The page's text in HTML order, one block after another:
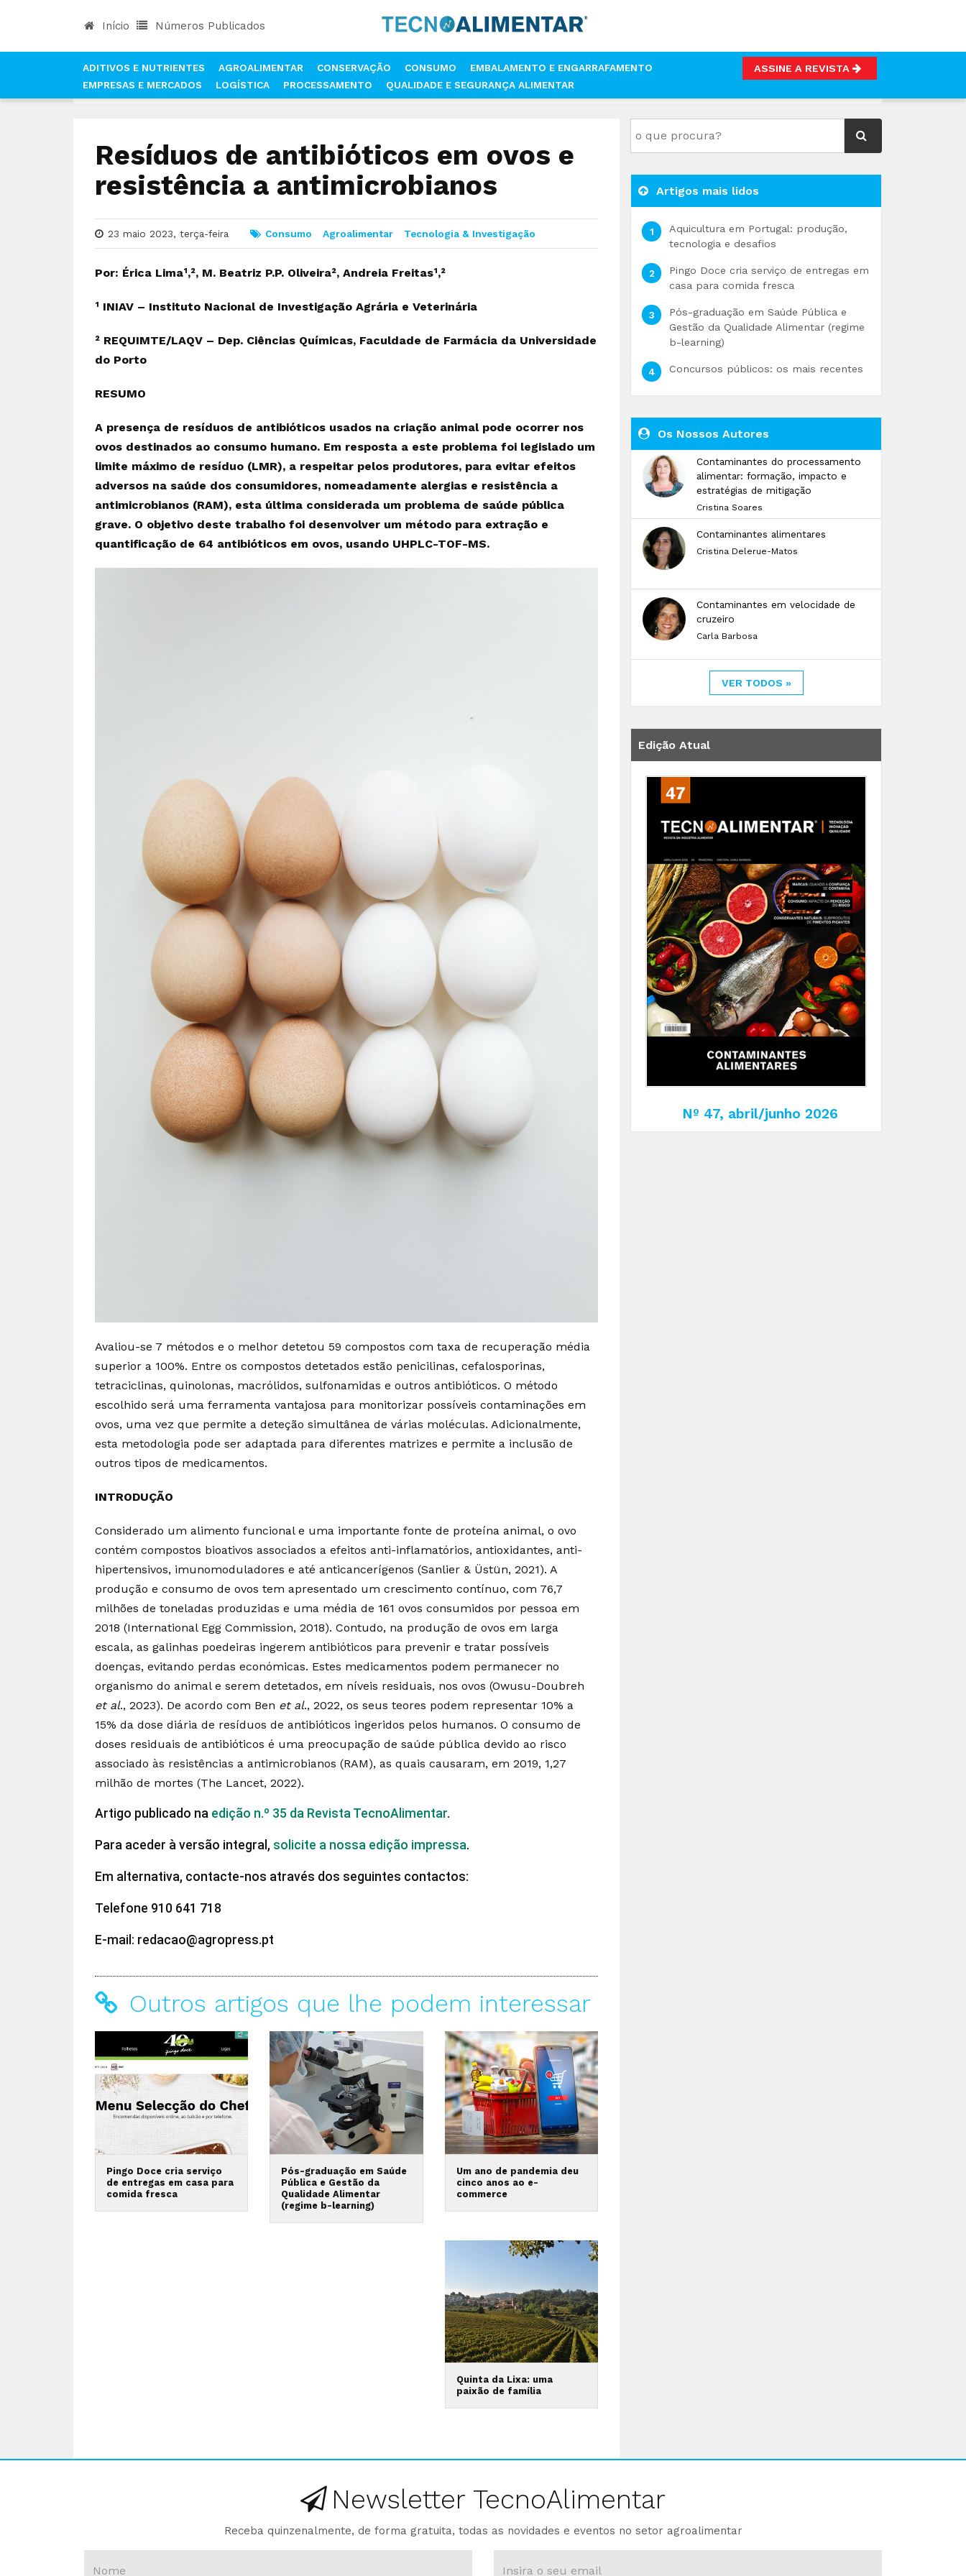
Início Números Publicados
ADITIVOS E NUTRIENTES AGROALIMENTAR CONSERVAÇÃO CONSUMO
EMBALAMENTO E ENGARRAFAMENTO
EMPRESAS E MERCADOS
LOGÍSTICA PROCESSAMENTO QUALIDADE E SEGURANÇA ALIMENTAR
ASSINE A REVISTA
RESÍDUOS DE ANTIBIÓTICOS EM OVOS E RESISTÊNCIA A ANTIMICROBIANOS
Resíduos de antibióticos em ovos e
resistência a antimicrobianos
23 maio 2023, terça-feira Consumo Agroalimentar Tecnologia & Investigação
Por: Érica Lima¹,², M. Beatriz P.P. Oliveira², Andreia Freitas¹,²
¹ INIAV – Instituto Nacional de Investigação Agrária e Veterinária
² REQUIMTE/LAQV – Dep. Ciências Químicas, Faculdade de Farmácia da Universidade
do Porto
RESUMO
A presença de resíduos de antibióticos usados na criação animal pode ocorrer nos
ovos destinados ao consumo humano. Em resposta a este problema foi legislado um
limite máximo de resíduo (LMR), a respeitar pelos produtores, para evitar efeitos
adversos na saúde dos consumidores, nomeadamente alergias e resistência a
antimicrobianos (RAM), esta última considerada um problema de saúde pública
grave. O objetivo deste trabalho foi desenvolver um método para extração e
quantificação de 64 antibióticos em ovos, usando UHPLC-TOF-MS.
Avaliou-se 7 métodos e o melhor detetou 59 compostos com taxa de recuperação média
superior a 100%. Entre os compostos detetados estão penicilinas, cefalosporinas,
tetraciclinas, quinolonas, macrólidos, sulfonamidas e outros antibióticos. O método
escolhido será uma ferramenta vantajosa para monitorizar possíveis contaminações em
ovos, uma vez que permite a deteção simultânea de várias moléculas. Adicionalmente,
esta metodologia pode ser adaptada para diferentes matrizes e permite a inclusão de
outros tipos de medicamentos.
INTRODUÇÃO
Considerado um alimento funcional e uma importante fonte de proteína animal, o ovo
contém compostos bioativos associados a efeitos anti-inflamatórios, antioxidantes, anti-
hipertensivos, imunomoduladores e até anticancerígenos (Sanlier & Üstün, 2021). A
produção e consumo de ovos tem apresentado um crescimento contínuo, com 76,7
milhões de toneladas produzidas e uma média de 161 ovos consumidos por pessoa em
2018 (International Egg Commission, 2018). Contudo, na produção de ovos em larga
escala, as galinhas poedeiras ingerem antibióticos para prevenir e tratar possíveis
doenças, evitando perdas económicas. Estes medicamentos podem permanecer no
organismo do animal e serem detetados, em níveis residuais, nos ovos (Owusu-Doubreh
et al., 2023). De acordo com Ben et al., 2022, os seus teores podem representar 10% a
15% da dose diária de resíduos de antibióticos ingeridos pelos humanos. O consumo de
doses residuais de antibióticos é uma preocupação de saúde pública devido ao risco
associado às resistências a antimicrobianos (RAM), as quais causaram, em 2019, 1,27
milhão de mortes (The Lancet, 2022).
Artigo publicado na edição n.º 35 da Revista TecnoAlimentar.
Para aceder à versão integral, solicite a nossa edição impressa.
Em alternativa, contacte-nos através dos seguintes contactos:
Telefone 910 641 718
E-mail: redacao@agropress.pt
Outros artigos que lhe podem interessar
Pingo Doce cria serviço
de entregas em casa para
comida fresca
Pós-graduação em Saúde
Pública e Gestão da
Qualidade Alimentar
(regime b-learning)
Um ano de pandemia deu
cinco anos ao e-
commerce
Quinta da Lixa: uma
paixão de família
Artigos mais lidos
Aquicultura em Portugal: produção,
tecnologia e desafios
Pingo Doce cria serviço de entregas em
casa para comida fresca
Pós-graduação em Saúde Pública e
Gestão da Qualidade Alimentar (regime
b-learning)
Concursos públicos: os mais recentes
Os Nossos Autores
Contaminantes do processamento
alimentar: formação, impacto e
estratégias de mitigação
Cristina Soares
Contaminantes alimentares
Cristina Delerue-Matos
Contaminantes em velocidade de
cruzeiro
Carla Barbosa
VER TODOS »
Edição Atual
Nº 47, abril/junho 2026
Newsletter TecnoAlimentar
Receba quinzenalmente, de forma gratuita, todas as novidades e eventos no setor agroalimentar